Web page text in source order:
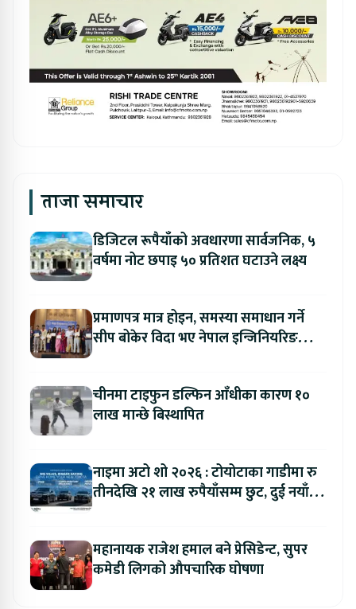
ताजा समाचार
डिजिटल रूपैयाँको अवधारणा सार्वजनिक, ५
वर्षमा नोट छपाइ ५० प्रतिशत घटाउने लक्ष्य
प्रमाणपत्र मात्र होइन, समस्या समाधान गर्ने
सीप बोकेर विदा भए नेपाल इन्जिनियरिङ
चीनमा टाइफुन डल्फिन आँधीका कारण १०
लाख मान्छे बिस्थापित
नाइमा अटो शो २०२६ : टोयोटाका गाडीमा रु
तीनदेखि २१ लाख रुपैयाँसम्म छुट, दुई नयाँ
महानायक राजेश हमाल बने प्रेसिडेन्ट, सुपर
कमेडी लिगको औपचारिक घोषणा